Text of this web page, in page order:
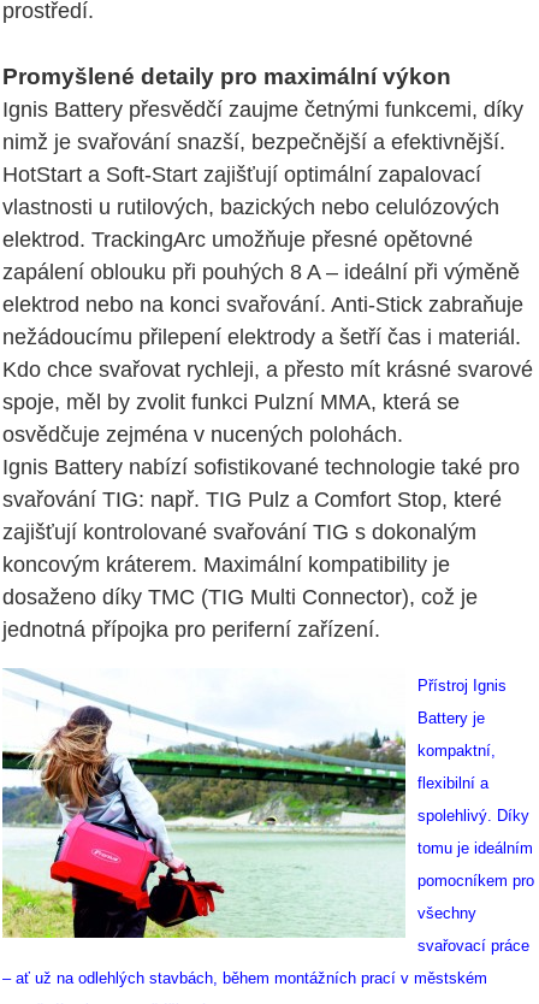
prostředí.
Promyšlené detaily pro maximální výkon
Ignis Battery přesvědčí zaujme četnými funkcemi, díky
nimž je svařování snazší, bezpečnější a efektivnější.
HotStart a Soft-Start zajišťují optimální zapalovací
vlastnosti u rutilových, bazických nebo celulózových
elektrod. TrackingArc umožňuje přesné opětovné
zapálení oblouku při pouhých 8 A – ideální při výměně
elektrod nebo na konci svařování. Anti-Stick zabraňuje
nežádoucímu přilepení elektrody a šetří čas i materiál.
Kdo chce svařovat rychleji, a přesto mít krásné svarové
spoje, měl by zvolit funkci Pulzní MMA, která se
osvědčuje zejména v nucených polohách.
Ignis Battery nabízí sofistikované technologie také pro
svařování TIG: např. TIG Pulz a Comfort Stop, které
zajišťují kontrolované svařování TIG s dokonalým
koncovým kráterem. Maximální kompatibility je
dosaženo díky TMC (TIG Multi Connector), což je
jednotná přípojka pro periferní zařízení.
Přístroj Ignis
Battery je
kompaktní,
flexibilní a
spolehlivý. Díky
tomu je ideálním
pomocníkem pro
všechny
svařovací práce
– ať už na odlehlých stavbách, během montážních prací v městském